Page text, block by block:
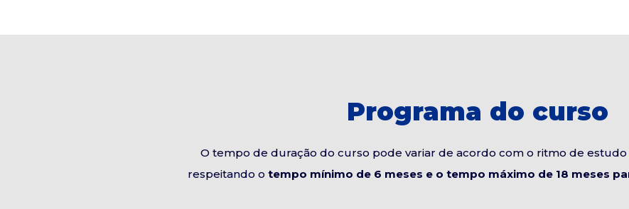
Programa do curso
O tempo de duração do curso pode variar de acordo com o ritmo de
respeitando o tempo mínimo de 6 meses e o tempo máximo de 18 meses